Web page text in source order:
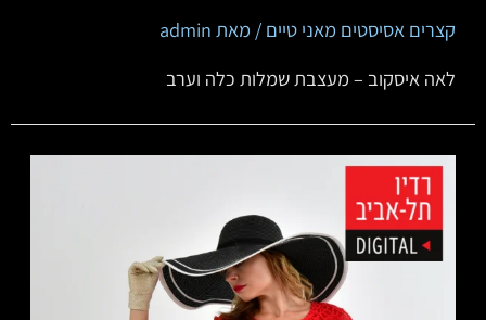
קצרים אסיסטים מאני טיים / מאת admin
לאה איסקוב – מעצבת שמלות כלה וערב